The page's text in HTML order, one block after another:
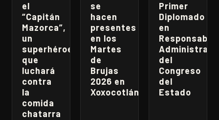
el
“Capitán
Mazorca”,
un
superhéroe
que
luchará
contra
la
comida
chatarra
se
hacen
presentes
en los
Martes
de
Brujas
2026 en
Xoxocotlán
Primer
Diplomado
en
del
Congreso
del
Estado